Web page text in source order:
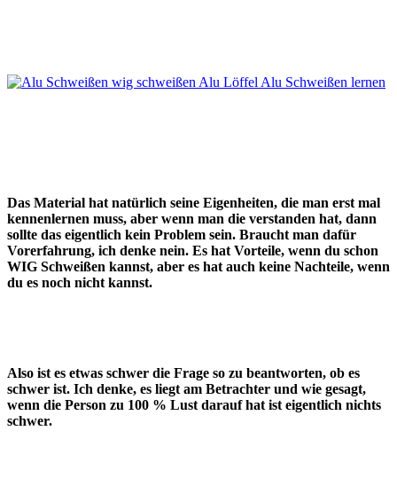
Das Material hat natürlich seine Eigenheiten, die man erst mal
kennenlernen muss, aber wenn man die verstanden hat, dann
sollte das eigentlich kein Problem sein. Braucht man dafür
Vorerfahrung, ich denke nein. Es hat Vorteile, wenn du schon
WIG Schweißen kannst, aber es hat auch keine Nachteile, wenn
du es noch nicht kannst.
Also ist es etwas schwer die Frage so zu beantworten, ob es
schwer ist. Ich denke, es liegt am Betrachter und wie gesagt,
wenn die Person zu 100 % Lust darauf hat ist eigentlich nichts
schwer.